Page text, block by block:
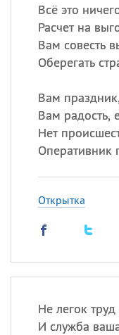
Всё это
Расчет на
Вам совесть
Оберегать
Вам
Вам радость,
Нет
Оперативник
Открытка
Не легок
И служба